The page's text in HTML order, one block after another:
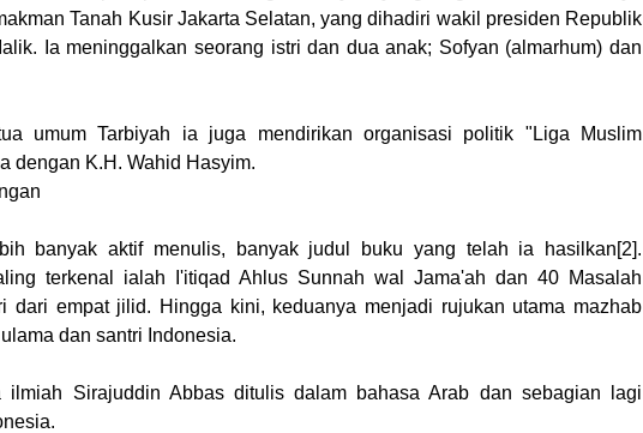
Tanah Kusir Jakarta Selatan, yang dihadiri wakil presiden Republik
Ia meninggalkan seorang istri dan dua anak; Sofyan (almarhum) dan
umum Tarbiyah ia juga mendirikan organisasi politik "Liga Muslim
dengan K.H. Wahid Hasyim.
banyak aktif menulis, banyak judul buku yang telah ia hasilkan[2].
terkenal ialah I'itiqad Ahlus Sunnah wal Jama'ah dan 40 Masalah
dari empat jilid. Hingga kini, keduanya menjadi rujukan utama mazhab
dan santri Indonesia.
ilmiah Sirajuddin Abbas ditulis dalam bahasa Arab dan sebagian lagi